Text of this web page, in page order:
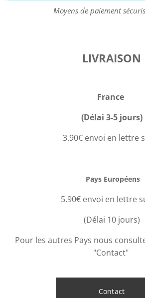
Moyens de paiement
LIVRAISON
France
(Délai 3-5 jours)
3.90€ envoi en lettre
Pays Européens
5.90€ envoi en lettre
(Délai 10 jours)
Pour les autres Pays nous
"Contact"
Contact